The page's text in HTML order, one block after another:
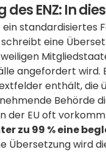
des ENZ: In
ein standardisiertes
eine
angefordert
enthält, die
Behörde
der EU oft
zu 99 % eine
Übersetzung wird